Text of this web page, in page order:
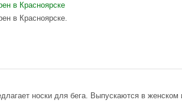
в Красноярске
в Красноярске.
носки для бега. Выпускаются в